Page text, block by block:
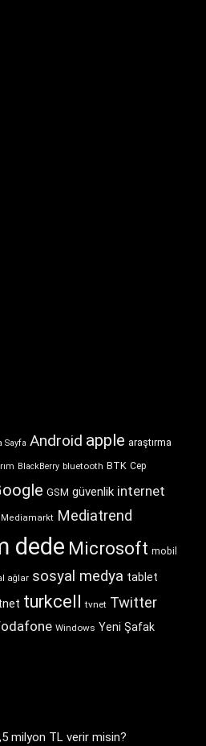
Sayfa Android apple araştırma
BlackBerry bluetooth BTK Cep
GSM güvenlik internet
Mediamarkt Mediatrend
dede Microsoft mobil
ağlar sosyal medya tablet
turkcell tvnet Twitter
Windows Yeni Şafak
milyon TL verir misin?